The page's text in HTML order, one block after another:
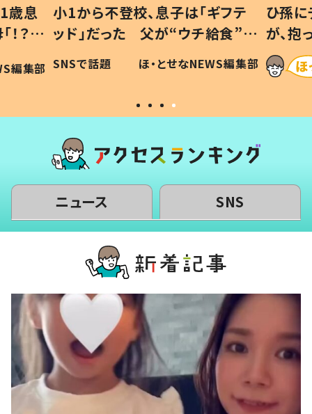
歳息
？」
編集部
小1から不登校、息子は「ギフテ
ッド」だった 父が“ウチ給食”を
作り続ける理由とは #令和の親
#令和の子
SNSで話題 ほ・とせなNEWS編集部
ひ孫
が、
「涙が
い」
ニュース SNS